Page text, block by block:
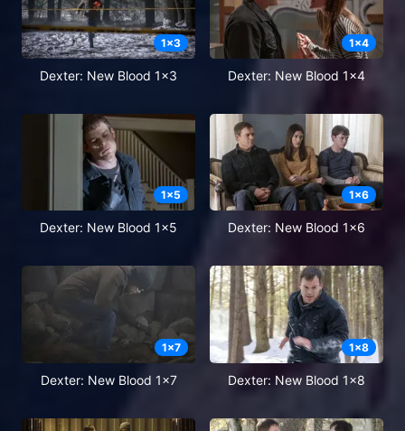
1x3
Dexter: New Blood 1x3
1x4
Dexter: New Blood 1x4
1x5
Dexter: New Blood 1x5
1x6
Dexter: New Blood 1x6
1x7
Dexter: New Blood 1x7
1x8
Dexter: New Blood 1x8